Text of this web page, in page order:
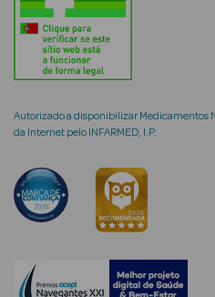
Ver Tudo
Cosmética
Hidratantes
Séruns Faciais
Creme de Olhos
envelhecimento
Autorizado a disponibilizar Medicamentos
da Internet pelo INFARMED, I.P.